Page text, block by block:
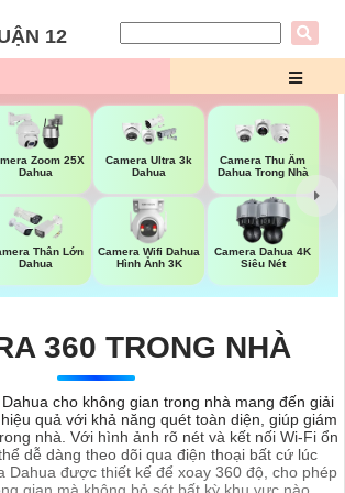
12
Zoom 25X
Dahua
Camera Ultra 3k
Dahua
Camera Thu Âm
Dahua Trong Nhà
Thân Lớn
Dahua
Camera Wifi Dahua
Hình Ảnh 3K
Camera Dahua 4K
Siêu Nét
360 TRONG NHÀ
cho không gian trong nhà mang đến giải
quả với khả năng quét toàn diện, giúp giám
nhà. Với hình ảnh rõ nét và kết nối Wi-Fi ổn
dễ dàng theo dõi qua điện thoại bất cứ lúc
Dahua được thiết kế để xoay 360 độ, cho phép